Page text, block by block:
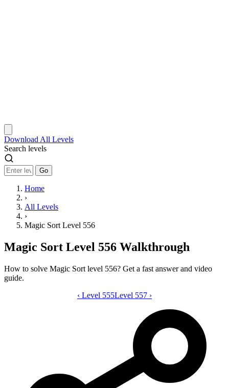
Download All Levels
Search levels
Go
Home
›
All Levels
›
Magic Sort Level 556
Magic Sort Level 556 Walkthrough
How to solve Magic Sort level 556? Get a fast answer and video
guide.
Magic Sort level 556 video guide
‹ Level 555Level 557 ›